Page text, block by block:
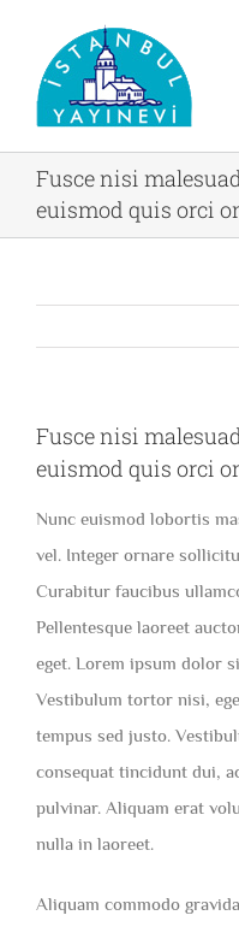
content
Fusce nisi
euismod quis orci
Fusce nisi
euismod quis orci
Nunc euismod lobortis
vel. Integer ornare
Curabitur faucibus
Pellentesque laoreet
eget. Lorem ipsum dolor
Vestibulum tortor nisi,
tempus sed justo.
consequat tincidunt dui,
pulvinar. Aliquam erat
nulla in laoreet.
Aliquam commodo